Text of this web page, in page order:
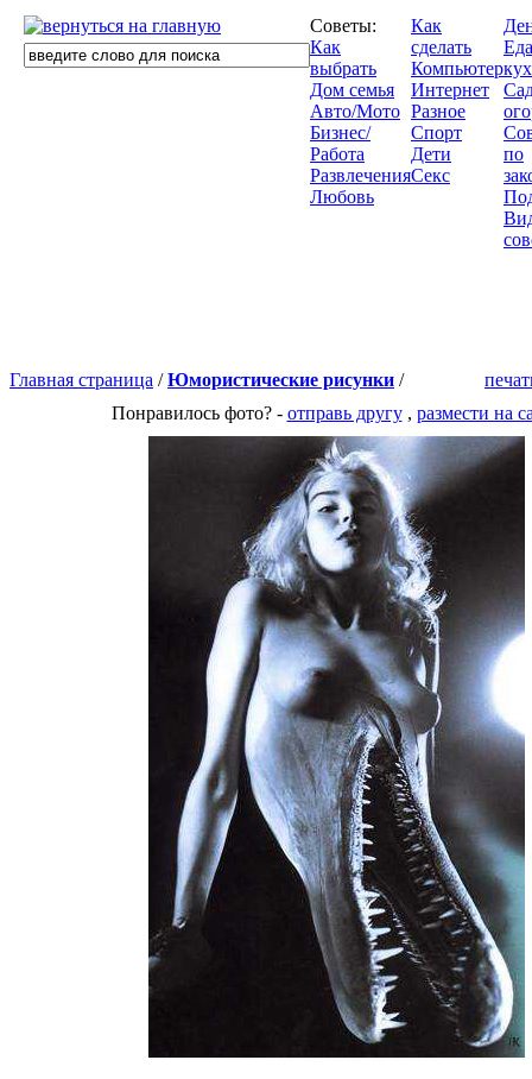
Советы:
Как
выбрать
Дом семья
Авто/Мото
Бизнес/
Работа
Развлечения
Любовь
Как
сделать
Компьютер
Интернет
Разное
Спорт
Дети
Секс
по
Главная страница /Юмористические рисунки /
Понравилось фото? - отправь другу, размести на